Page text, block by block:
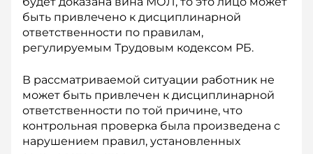
быть привлечено к дисциплинарной
ответственности по правилам,
регулируемым Трудовым кодексом РБ.
В рассматриваемой ситуации работник не
может быть привлечен к дисциплинарной
ответственности по той причине, что
контрольная проверка была произведена с
нарушением правил, установленных